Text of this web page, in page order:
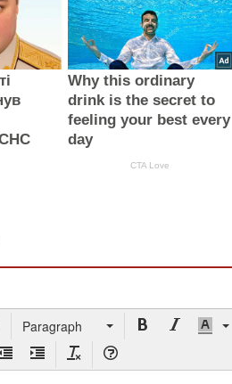
Why this ordinary
drink is the secret to
feeling your best every
day
CTA Love
Paragraph